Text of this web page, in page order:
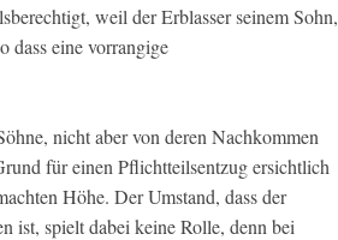
weil der Erblasser seinem Sohn,
dass eine vorrangige
nicht aber von deren Nachkommen
für einen Pflichtteilsentzug ersichtlich
Höhe. Der Umstand, dass der
ist, spielt dabei keine Rolle, denn bei